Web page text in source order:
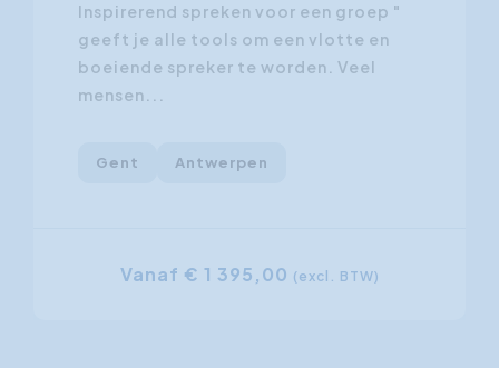
Inspirerend spreken voor een groep "
geeft je alle tools om een vlotte en
boeiende spreker te worden. Veel
mensen...
Gent Antwerpen
Vanaf € 1 395,00 (excl. BTW)